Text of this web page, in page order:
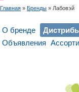
Главная » Бренды » Лабовэй
О бренде
Объявления